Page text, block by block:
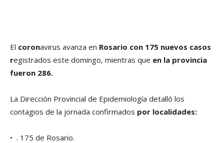
El coronavirus avanza en Rosario con 175 nuevos casos
registrados este domingo, mientras que en la provincia
fueron 286.
La Dirección Provincial de Epidemiología detalló los
contagios de la jornada confirmados por localidades:
• . 175 de Rosario.